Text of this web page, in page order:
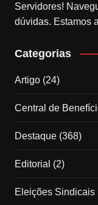
Servidores!
dúvidas. Estamos
Categorias
Artigo(24)
Central de
Destaque(368)
Editorial (2)
Eleições Sindicais